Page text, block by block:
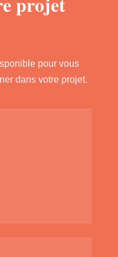
pour vous
dans votre projet.